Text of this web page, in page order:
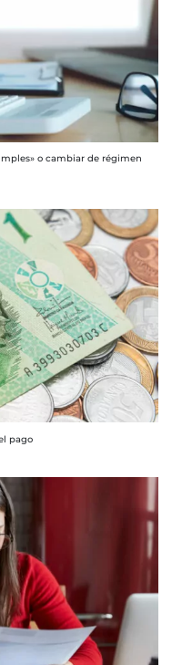
o cambiar de régimen
pago